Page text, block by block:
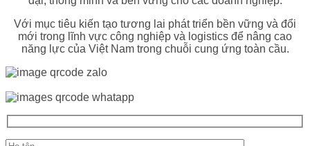
Với mục tiêu kiến tạo tương lai phát triển bền vững và đổi
mới trong lĩnh vực công nghiệp và logistics để nâng cao
năng lực của Việt Nam trong chuỗi cung ứng toàn cầu.